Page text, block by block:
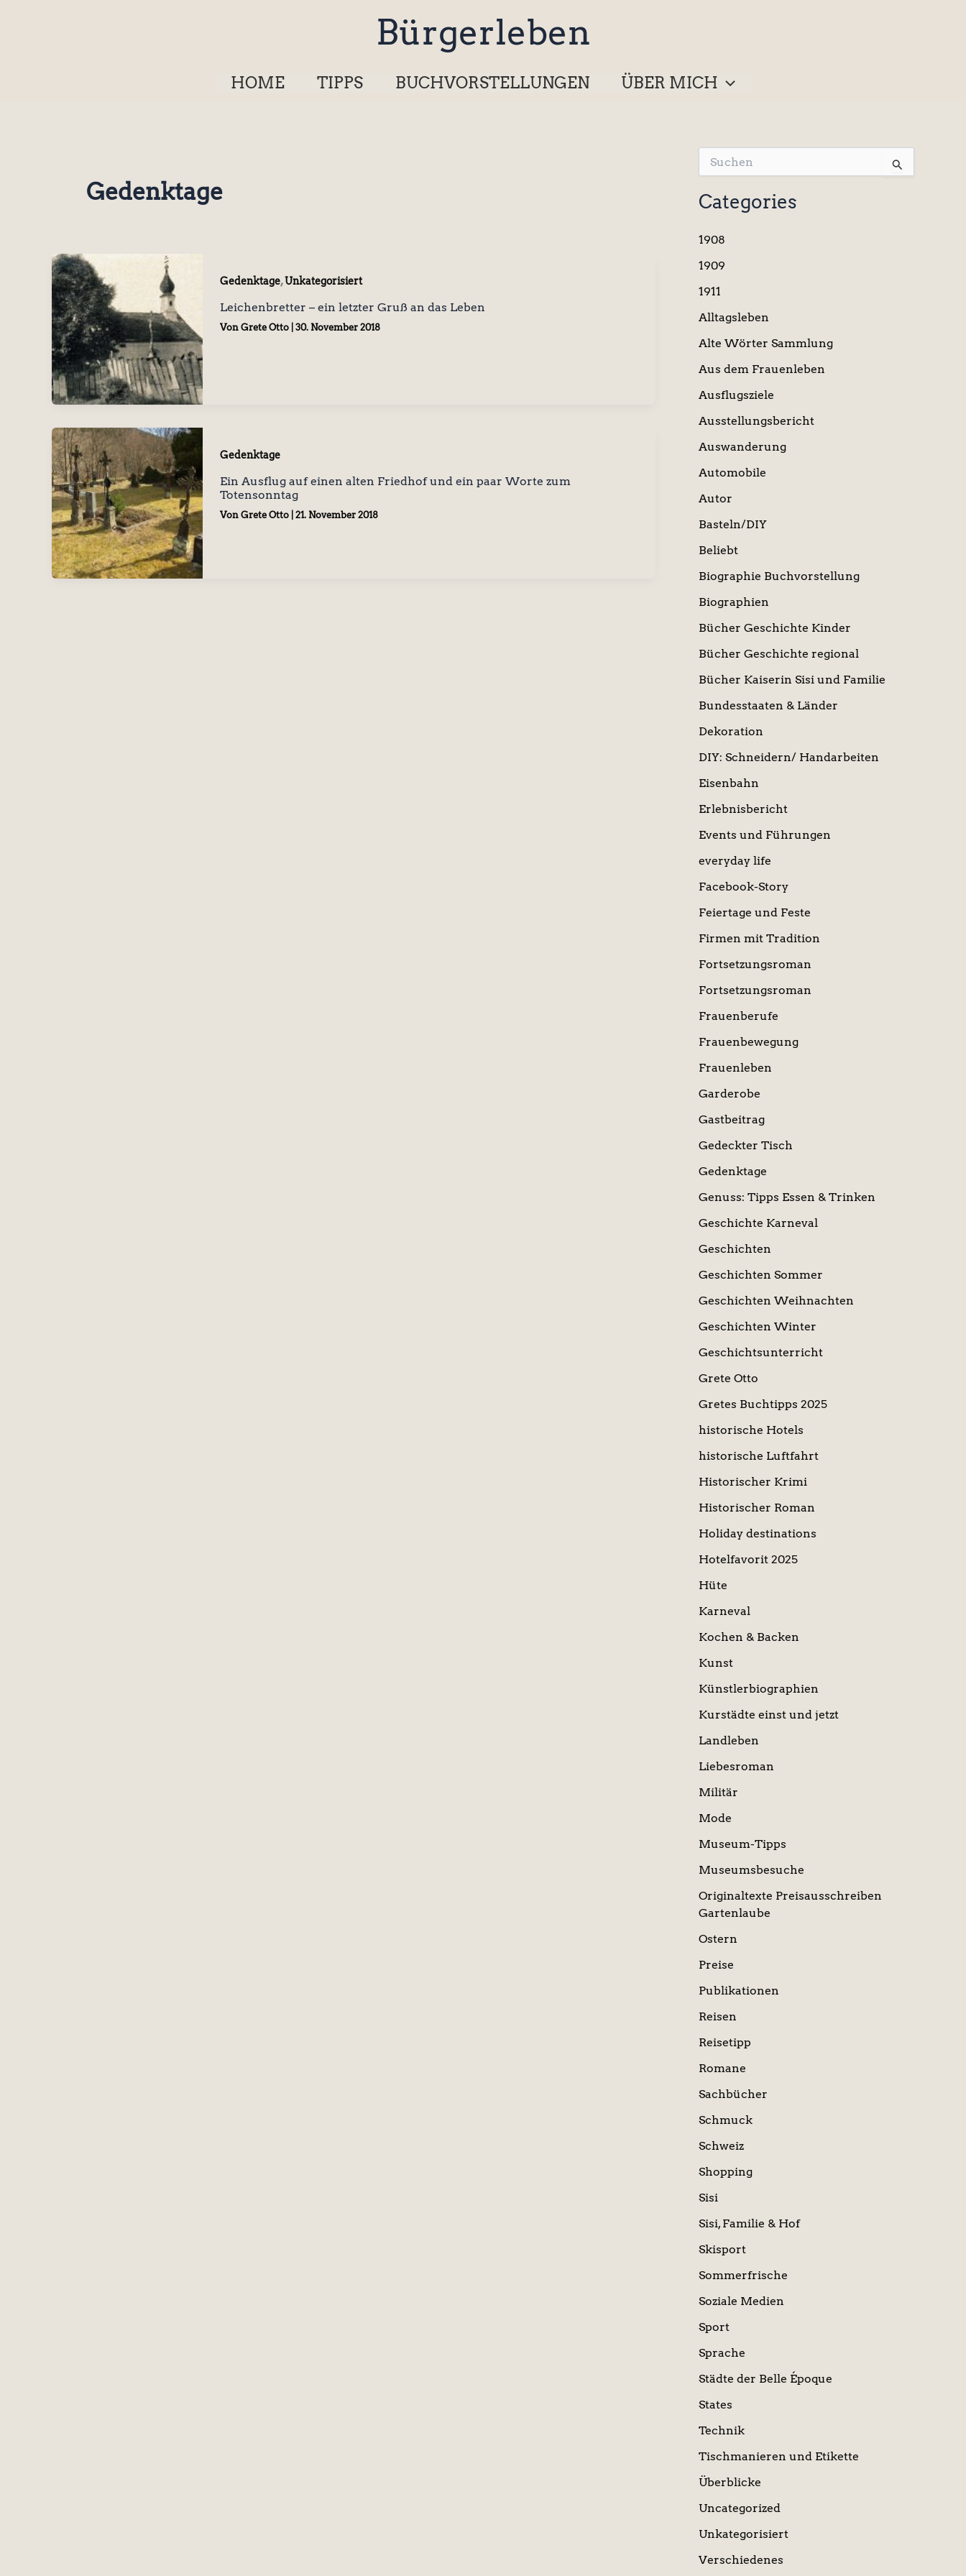
Bürgerleben
HOME TIPPS BUCHVORSTELLUNGEN ÜBER MICH
Gedenktage
Gedenktage,Unkategorisiert
Leichenbretter – ein letzter Gruß an das Leben
Von Grete Otto 30. November 2018
Gedenktage
Ein Ausflug auf einen alten Friedhof und ein paar Worte zum
Totensonntag
Von Grete Otto 21. November 2018
u
c
h
n
a
h
Categories
1908
1909
1911
Alltagsleben
Alte Wörter Sammlung
Aus dem Frauenleben
Ausflugsziele
Ausstellungsbericht
Auswanderung
Automobile
Autor
Basteln/DIY
Beliebt
Biographie Buchvorstellung
Biographien
Bücher Geschichte Kinder
Bücher Geschichte regional
Bücher Kaiserin Sisi und Familie
Bundesstaaten & Länder
Dekoration
DIY: Schneidern/ Handarbeiten
Eisenbahn
Erlebnisbericht
Events und Führungen
everyday life
Facebook-Story
Feiertage und Feste
Firmen mit Tradition
Fortsetzungsroman
Fortsetzungsroman
Frauenberufe
Frauenbewegung
Frauenleben
Garderobe
Gastbeitrag
Gedeckter Tisch
Gedenktage
Genuss: Tipps Essen & Trinken
Geschichte Karneval
Geschichten
Geschichten Sommer
Geschichten Weihnachten
Geschichten Winter
Geschichtsunterricht
Grete Otto
Gretes Buchtipps 2025
historische Hotels
historische Luftfahrt
Historischer Krimi
Historischer Roman
Holiday destinations
Hotelfavorit 2025
Hüte
Karneval
Kochen & Backen
Kunst
Künstlerbiographien
Kurstädte einst und jetzt
Landleben
Liebesroman
Militär
Mode
Museum-Tipps
Museumsbesuche
Originaltexte Preisausschreiben
Gartenlaube
Ostern
Preise
Publikationen
Reisen
Reisetipp
Romane
Sachbücher
Schmuck
Schweiz
Shopping
Sisi
Sisi, Familie & Hof
Skisport
Sommerfrische
Soziale Medien
Sport
Sprache
Städte der Belle Époque
States
Technik
Tischmanieren und Etikette
Überblicke
Uncategorized
Unkategorisiert
Verschiedenes